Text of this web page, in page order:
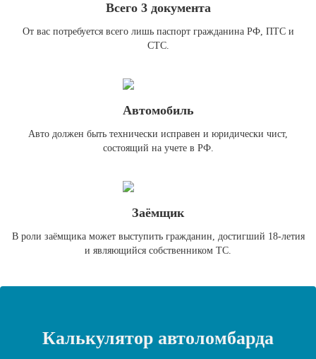
Всего 3 документа
От вас потребуется всего лишь паспорт гражданина РФ, ПТС и
СТС.
Автомобиль
Авто должен быть технически исправен и юридически чист,
состоящий на учете в РФ.
Заёмщик
В роли заёмщика может выступить гражданин, достигший 18-летия
и являющийся собственником ТС.
Калькулятор автоломбарда